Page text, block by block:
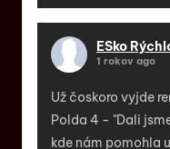
ESko
1 rokov ago
Už čoskoro vyjde
Polda 4 - "Dali
kde nám pomohla